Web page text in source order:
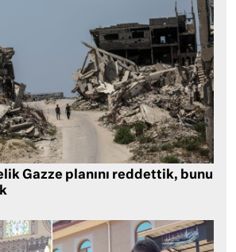
Gazze planını reddettik, bunu